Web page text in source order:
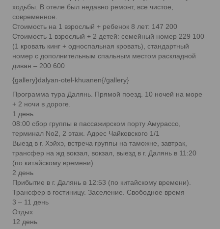
ходьбы. В отеле был недавно ремонт, все чистое,
современное.
Стоимость на 1 взрослый + ребенок 8 лет: 147 200
Стоимость 1 взрослый + 2 детей: семейный номер 229 100
(1 кровать кинг + односпальная кровать), стандартный
номер с дополнительным спальным местом раскладной
диван – 200 600
{gallery}dalyan-otel-khuanen{/gallery}
Программа тура Далянь. Прямой поезд. 10 ночей на море
+ 2 ночи в дороге.
1 день
08:00 сбор группы в пассажирском порту Амурассо,
терминал No2, 2 этаж. Адрес Чайковского 1/1
Выезд в г. Хэйхэ, встреча группы на таможне, завтрак,
трансфер на жд вокзал, вокзал, выезд в г. Далянь в 11:20
(по китайскому времени)
2 день
Прибытие в г. Далянь в 12:53 (по китайскому времени).
Трансфер в гостиницу. Заселение. Свободное время
3 – 11 день
Отдых
12 день